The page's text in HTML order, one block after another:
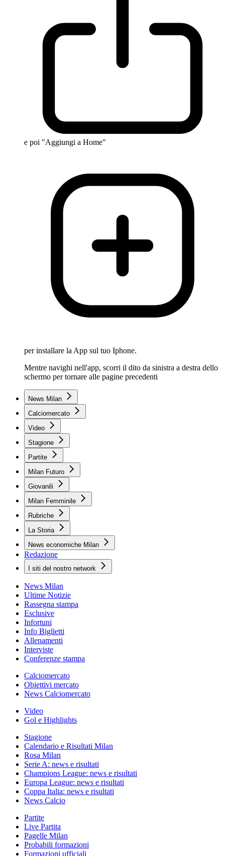
e poi "Aggiungi a Home"
per installare la App sul tuo Iphone.
Mentre navighi nell'app, scorri il dito da sinistra a destra dello
schermo per tornare alle pagine precedenti
News Milan
Calciomercato
Video
Stagione
Partite
Milan Futuro
Giovanili
Milan Femminile
Rubriche
La Storia
News economiche Milan
Redazione
I siti del nostro network
News Milan
Ultime Notizie
Rassegna stampa
Esclusive
Infortuni
Info Biglietti
Allenamenti
Interviste
Conferenze stampa
Calciomercato
Obiettivi mercato
News Calciomercato
Video
Gol e Highlights
Stagione
Calendario e Risultati Milan
Rosa Milan
Serie A: news e risultati
Champions League: news e risultati
Europa League: news e risultati
Coppa Italia: news e risultati
News Calcio
Partite
Live Partita
Pagelle Milan
Probabili formazioni
Formazioni ufficiali